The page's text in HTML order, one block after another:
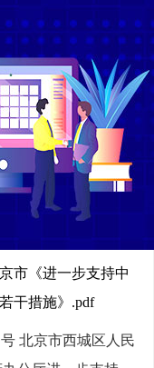
市《进一步支持中
干措施》.pdf
北京市西城区人民